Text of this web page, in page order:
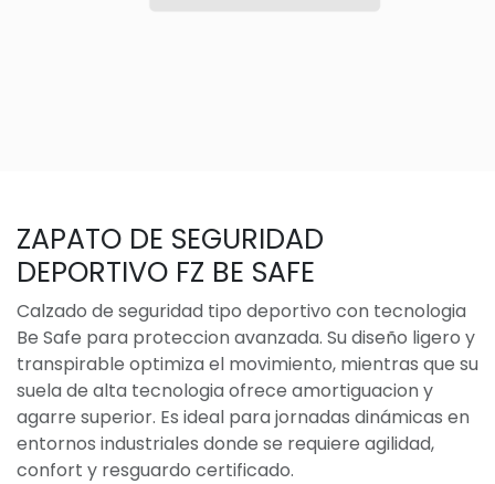
ZAPATO DE SEGURIDAD
DEPORTIVO FZ BE SAFE
Calzado de seguridad tipo deportivo con tecnologia
Be Safe para proteccion avanzada. Su diseño ligero y
transpirable optimiza el movimiento, mientras que su
suela de alta tecnologia ofrece amortiguacion y
agarre superior. Es ideal para jornadas dinámicas en
entornos industriales donde se requiere agilidad,
confort y resguardo certificado.